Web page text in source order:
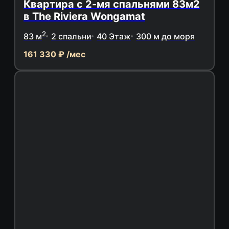
Квартира с 2-мя спальнями 83м2
в The Riviera Wongamat
83 м2 2 спальни 40 Этаж 300 м до моря
161 330 ₽ /мес